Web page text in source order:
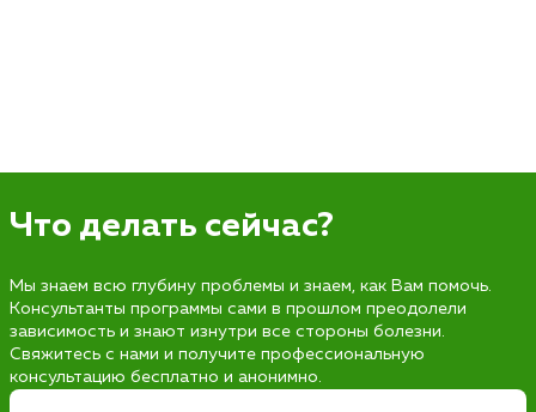
Что делать сейчас?
Мы знаем всю глубину проблемы и знаем, как Вам помочь.
Консультанты программы сами в прошлом преодолели
зависимость и знают изнутри все стороны болезни.
Свяжитесь с нами и получите профессиональную
консультацию бесплатно и анонимно.